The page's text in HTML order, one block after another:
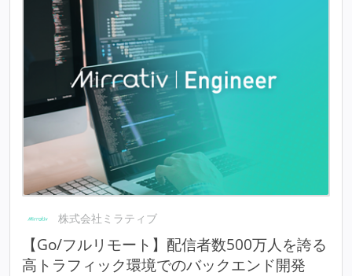
株式会社ミラティブ
【Go/フルリモート】配信者数500万人を誇る
高トラフィック環境でのバックエンド開発